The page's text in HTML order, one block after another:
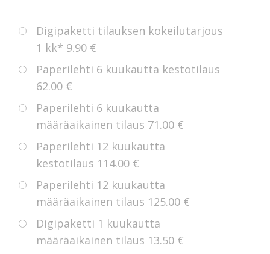
Digipaketti tilauksen kokeilutarjous
1 kk* 9.90 €
Paperilehti 6 kuukautta kestotilaus
62.00 €
Paperilehti 6 kuukautta
määräaikainen tilaus 71.00 €
Paperilehti 12 kuukautta
kestotilaus 114.00 €
Paperilehti 12 kuukautta
määräaikainen tilaus 125.00 €
Digipaketti 1 kuukautta
määräaikainen tilaus 13.50 €